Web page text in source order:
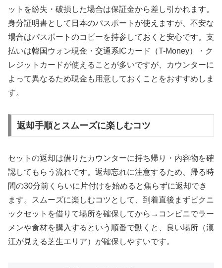
ットを紛失・破損した場合は保証金から差し引かれます。
身分証明書として日本のパスポートが使えますが、不安な
場合はパスポートのコピーを持参しておくと安心です。支
払いは韓国ウォン現金・交通系ICカード（T-Money）・ク
レジットカードが使えることが多いですが、カウンターに
よって異なるため現金も用意しておくことをおすすめしま
す。
返却手順とスムーズに楽しむコツ
セットの返却は借りたカウンターに持ち帰り・内容物を確
認してもらう流れです。返却忘れに注意するため、帰る時
間の30分前くらいに片付けを始めると焦らずに返却でき
ます。スムーズに楽しむコツとして、到着直後まずピクニ
ックセットを借りて場所を確保してから→コンビニでラー
メンや食材を購入するという順番で動くと、良い場所（漢
江が見える芝生エリア）が確保しやすいです。